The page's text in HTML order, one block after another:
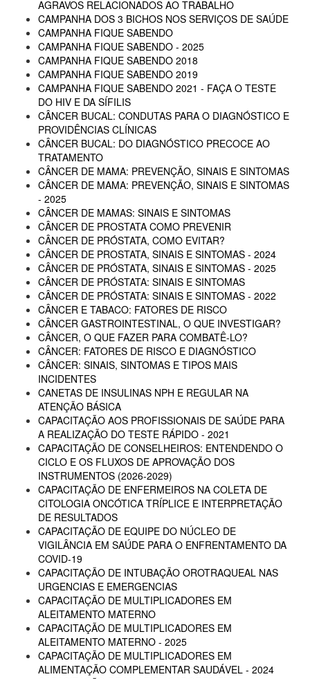
AGRAVOS RELACIONADOS AO TRABALHO
CAMPANHA DOS 3 BICHOS NOS SERVIÇOS DE SAÚDE
CAMPANHA FIQUE SABENDO
CAMPANHA FIQUE SABENDO - 2025
CAMPANHA FIQUE SABENDO 2018
CAMPANHA FIQUE SABENDO 2019
CAMPANHA FIQUE SABENDO 2021 - FAÇA O TESTE
DO HIV E DA SÍFILIS
CÂNCER BUCAL: CONDUTAS PARA O DIAGNÓSTICO E
PROVIDÊNCIAS CLÍNICAS
CÂNCER BUCAL: DO DIAGNÓSTICO PRECOCE AO
TRATAMENTO
CÂNCER DE MAMA: PREVENÇÃO, SINAIS E SINTOMAS
CÂNCER DE MAMA: PREVENÇÃO, SINAIS E SINTOMAS
- 2025
CÂNCER DE MAMAS: SINAIS E SINTOMAS
CÂNCER DE PROSTATA COMO PREVENIR
CÂNCER DE PRÓSTATA, COMO EVITAR?
CÂNCER DE PROSTATA, SINAIS E SINTOMAS - 2024
CÂNCER DE PRÓSTATA, SINAIS E SINTOMAS - 2025
CÂNCER DE PRÓSTATA: SINAIS E SINTOMAS
CÂNCER DE PRÓSTATA: SINAIS E SINTOMAS - 2022
CÂNCER E TABACO: FATORES DE RISCO
CÂNCER GASTROINTESTINAL, O QUE INVESTIGAR?
CÂNCER, O QUE FAZER PARA COMBATÊ-LO?
CÂNCER: FATORES DE RISCO E DIAGNÓSTICO
CÂNCER: SINAIS, SINTOMAS E TIPOS MAIS
INCIDENTES
CANETAS DE INSULINAS NPH E REGULAR NA
ATENÇÃO BÁSICA
CAPACITAÇÃO AOS PROFISSIONAIS DE SAÚDE PARA
A REALIZAÇÃO DO TESTE RÁPIDO - 2021
CAPACITAÇÃO DE CONSELHEIROS: ENTENDENDO O
CICLO E OS FLUXOS DE APROVAÇÃO DOS
INSTRUMENTOS (2026-2029)
CAPACITAÇÃO DE ENFERMEIROS NA COLETA DE
CITOLOGIA ONCÓTICA TRÍPLICE E INTERPRETAÇÃO
DE RESULTADOS
CAPACITAÇÃO DE EQUIPE DO NÚCLEO DE
VIGILÂNCIA EM SAÚDE PARA O ENFRENTAMENTO DA
COVID-19
CAPACITAÇÃO DE INTUBAÇÃO OROTRAQUEAL NAS
URGENCIAS E EMERGENCIAS
CAPACITAÇÃO DE MULTIPLICADORES EM
ALEITAMENTO MATERNO
CAPACITAÇÃO DE MULTIPLICADORES EM
ALEITAMENTO MATERNO - 2025
CAPACITAÇÃO DE MULTIPLICADORES EM
ALIMENTAÇÃO COMPLEMENTAR SAUDÁVEL - 2024